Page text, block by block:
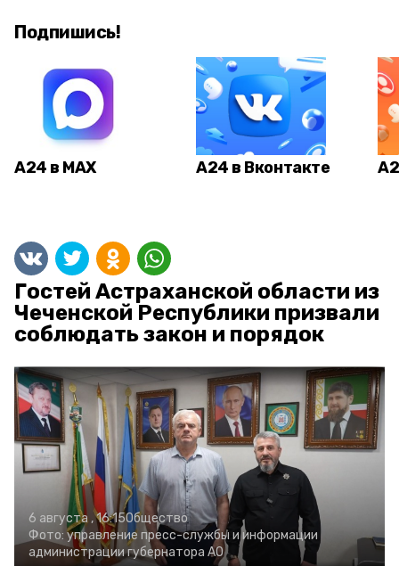
Подпишись!
А24 в MAX А24 в Вконтакте
Гостей Астраханской области из
Чеченской Республики призвали
соблюдать закон и порядок
6 августа , 16:15Общество
Фото: управление пресс-службы и информации
администрации губернатора АО